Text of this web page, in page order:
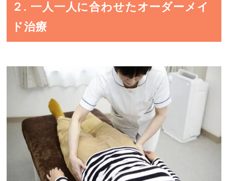
２. 一人一人に合わせたオーダーメイ
ド治療